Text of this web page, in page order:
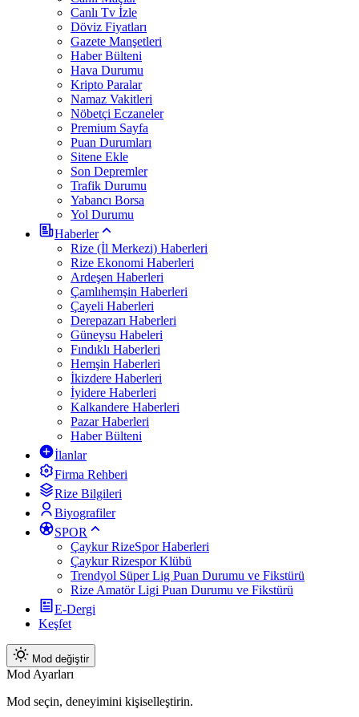
Canlı Tv İzle
Döviz Fiyatları
Gazete Manşetleri
Haber Bülteni
Hava Durumu
Kripto Paralar
Namaz Vakitleri
Nöbetçi Eczaneler
Premium Sayfa
Puan Durumları
Sitene Ekle
Son Depremler
Trafik Durumu
Yabancı Borsa
Yol Durumu
Haberler
Rize (İl Merkezi) Haberleri
Rize Ekonomi Haberleri
Ardeşen Haberleri
Çamlıhemşin Haberleri
Çayeli Haberleri
Derepazarı Haberleri
Güneysu Habeleri
Fındıklı Haberleri
Hemşin Haberleri
İkizdere Haberleri
İyidere Haberleri
Kalkandere Haberleri
Pazar Haberleri
Haber Bülteni
İlanlar
Firma Rehberi
Rize Bilgileri
Biyografiler
SPOR
Çaykur RizeSpor Haberleri
Çaykur Rizespor Klübü
Trendyol Süper Lig Puan Durumu ve Fikstürü
Rize Amatör Ligi Puan Durumu ve Fikstürü
E-Dergi
Keşfet
Mod değiştir
Mod Ayarları
Mod seçin, deneyimini kişiselleştirin.